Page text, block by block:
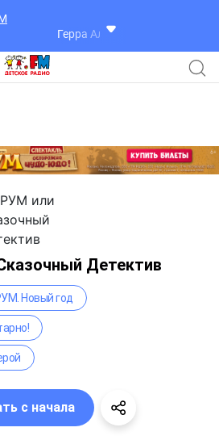
Герра Александр
Детектив
Новый год
с начала